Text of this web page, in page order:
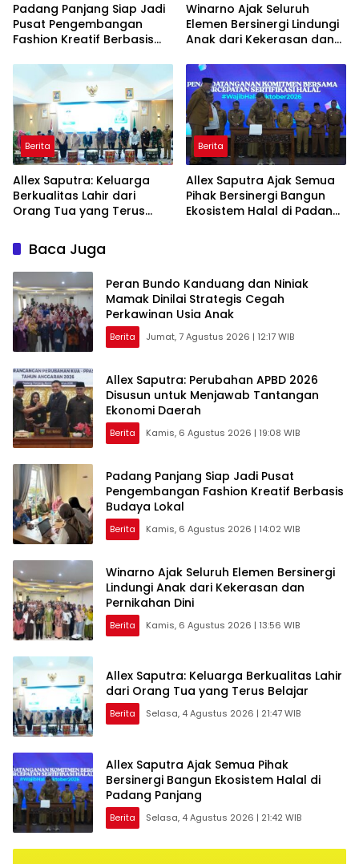
Padang Panjang Siap Jadi
Pusat Pengembangan
Fashion Kreatif Berbasis
Winarno Ajak Seluruh
Elemen Bersinergi Lindungi
Anak dari Kekerasan dan
Berita
Allex Saputra: Keluarga
Berkualitas Lahir dari
Orang Tua yang Terus
Berita
Allex Saputra Ajak Semua
Pihak Bersinergi Bangun
Ekosistem Halal di Padang
Baca Juga
Peran Bundo Kanduang dan Niniak
Mamak Dinilai Strategis Cegah
Perkawinan Usia Anak
Berita Jumat, 7 Agustus 2026 | 12:17 WIB
Allex Saputra: Perubahan APBD 2026
Disusun untuk Menjawab Tantangan
Ekonomi Daerah
Berita Kamis, 6 Agustus 2026 | 19:08 WIB
Padang Panjang Siap Jadi Pusat
Pengembangan Fashion Kreatif Berbasis
Budaya Lokal
Berita Kamis, 6 Agustus 2026 | 14:02 WIB
Winarno Ajak Seluruh Elemen Bersinergi
Lindungi Anak dari Kekerasan dan
Pernikahan Dini
Berita Kamis, 6 Agustus 2026 | 13:56 WIB
Allex Saputra: Keluarga Berkualitas Lahir
dari Orang Tua yang Terus Belajar
Berita Selasa, 4 Agustus 2026 | 21:47 WIB
Allex Saputra Ajak Semua Pihak
Bersinergi Bangun Ekosistem Halal di
Padang Panjang
Berita Selasa, 4 Agustus 2026 | 21:42 WIB